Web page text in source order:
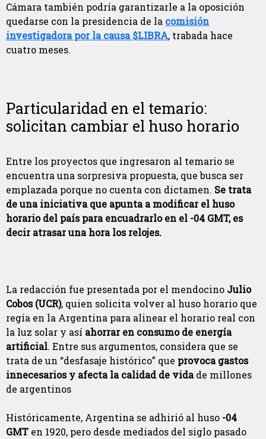
Cámara también podría garantizarle a la oposición
quedarse con la presidencia de la comisión
investigadora por la causa $LIBRA, trabada hace
cuatro meses.
Particularidad en el temario:
solicitan cambiar el huso horario
Entre los proyectos que ingresaron al temario se
encuentra una sorpresiva propuesta, que busca ser
emplazada porque no cuenta con dictamen. Se trata
de una iniciativa que apunta a modificar el huso
horario del país para encuadrarlo en el -04 GMT, es
decir atrasar una hora los relojes.
La redacción fue presentada por el mendocino Julio
Cobos (UCR), quien solicita volver al huso horario que
regía en la Argentina para alinear el horario real con
la luz solar y así ahorrar en consumo de energía
artificial. Entre sus argumentos, considera que se
trata de un “desfasaje histórico” que provoca gastos
innecesarios y afecta la calidad de vidade millones
de argentinos
Históricamente, Argentina se adhirió al huso -04
GMT en 1920, pero desde mediados del siglo pasado